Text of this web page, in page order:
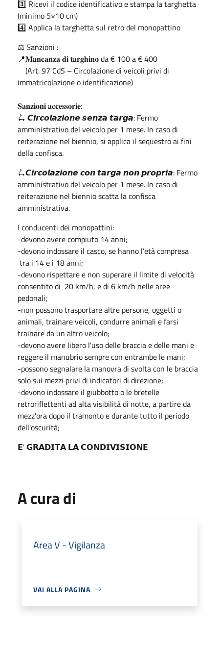
3️⃣ Ricevi il codice identificativo e stampa la targhetta
(minimo 5×10 cm)
4️⃣ Applica la targhetta sul retro del monopattino
⚖️ Sanzioni :
📍𝐌𝐚𝐧𝐜𝐚𝐧𝐳𝐚 𝐝𝐢 𝐭𝐚𝐫𝐠𝐡𝐢𝐧𝐨 da € 100 a € 400
(Art. 97 CdS – Circolazione di veicoli privi di
immatricolazione o identificazione)
𝐒𝐚𝐧𝐳𝐢𝐨𝐧𝐢 𝐚𝐜𝐜𝐞𝐬𝐬𝐨𝐫𝐢𝐞:
🛴 𝘾𝙞𝙧𝙘𝙤𝙡𝙖𝙯𝙞𝙤𝙣𝙚 𝙨𝙚𝙣𝙯𝙖 𝙩𝙖𝙧𝙜𝙖: Fermo
amministrativo del veicolo per 1 mese. In caso di
reiterazione nel biennio, si applica il sequestro ai fini
della confisca.
🛴𝘾𝙞𝙧𝙘𝙤𝙡𝙖𝙯𝙞𝙤𝙣𝙚 𝙘𝙤𝙣 𝙩𝙖𝙧𝙜𝙖 𝙣𝙤𝙣 𝙥𝙧𝙤𝙥𝙧𝙞𝙖: Fermo
amministrativo del veicolo per 1 mese. In caso di
reiterazione nel biennio scatta la confisca
amministrativa.
I conducenti dei monopattini:
-devono avere compiuto 14 anni;
-devono indossare il casco, se hanno l’età compresa
tra i 14 e i 18 anni;
-devono rispettare e non superare il limite di velocità
consentito di 20 km/h, e di 6 km/h nelle aree
pedonali;
-non possono trasportare altre persone, oggetti o
animali, trainare veicoli, condurre animali e farsi
trainare da un altro veicolo;
-devono avere libero l'uso delle braccia e delle mani e
reggere il manubrio sempre con entrambe le mani;
-possono segnalare la manovra di svolta con le braccia
solo sui mezzi privi di indicatori di direzione;
-devono indossare il giubbotto o le bretelle
retroriflettenti ad alta visibilità di notte, a partire da
mezz'ora dopo il tramonto e durante tutto il periodo
dell'oscurità;
𝗘' 𝗚𝗥𝗔𝗗𝗜𝗧𝗔 𝗟𝗔 𝗖𝗢𝗡𝗗𝗜𝗩𝗜𝗦𝗜𝗢𝗡𝗘
A cura di
Area V - Vigilanza
VAI ALLA PAGINA